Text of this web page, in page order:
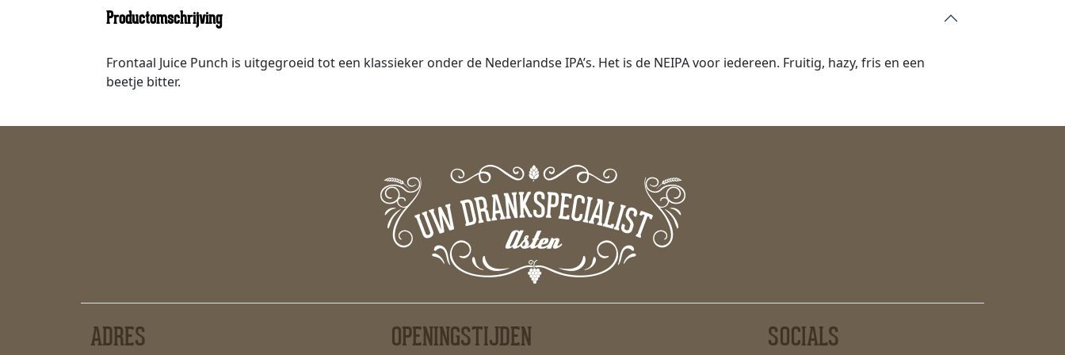
Productomschrijving
Frontaal Juice Punch is uitgegroeid tot een klassieker onder de Nederlandse IPA’s. Het is de NEIPA voor iedereen. Fruitig, hazy, fris en een
beetje bitter.
ADRES OPENINGSTIJDEN SOCIALS